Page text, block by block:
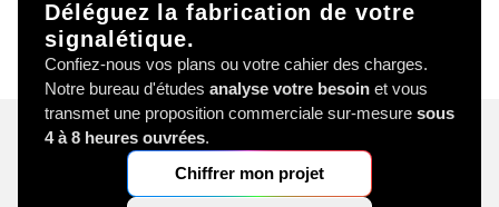
Déléguez la fabrication de votre
signalétique.
Confiez-nous vos plans ou votre cahier des charges.
Notre bureau d'études analyse votre besoin et vous
transmet une proposition commerciale sur-mesure sous
4 à 8 heures ouvrées.
Chiffrer mon projet